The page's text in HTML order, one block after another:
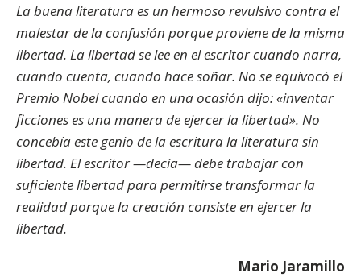
La buena literatura es un hermoso revulsivo contra el
malestar de la confusión porque proviene de la misma
libertad. La libertad se lee en el escritor cuando narra,
cuando cuenta, cuando hacesoñar. No se equivocó el
Premio Nobel cuando en una ocasión dijo: «inventar
ficciones es una manera de ejercer la libertad». No
concebía este genio de la escritura la literatura sin
libertad. El escritor —decía— debe trabajar con
suficiente libertad para permitirse transformar la
realidad porque la creación consiste en ejercer la
libertad.
Mario Jaramillo